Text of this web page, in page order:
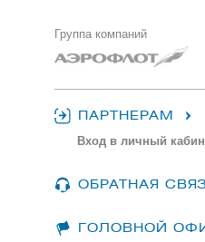
Группа компаний
ПАРТНЕРАМ
Вход в личный
ОБРАТНАЯ
ГОЛОВНОЙ